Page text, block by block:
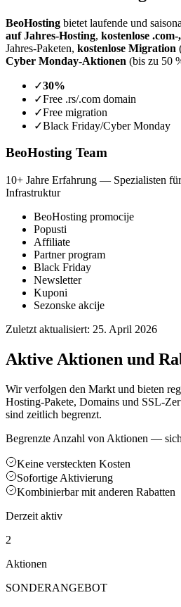
BeoHosting bietet laufende und
auf Jahres-Hosting, kostenlose
Jahres-Paketen, kostenlose Migration
Cyber Monday-Aktionen (bis zu 50
✓30%
✓Free .rs/.com domain
✓Free migration
✓Black Friday/Cyber Monday
BeoHosting Team
10+ Jahre Erfahrung — Spezialisten
Infrastruktur
BeoHosting promocije
Popusti
Affiliate
Partner program
Black Friday
Newsletter
Kuponi
Sezonske akcije
Zuletzt aktualisiert: 25. April 2026
Aktive Aktionen und
Wir verfolgen den Markt und bieten
Hosting-Pakete, Domains und SSL-
sind zeitlich begrenzt.
Begrenzte Anzahl von Aktionen —
Keine versteckten Kosten
Sofortige Aktivierung
Kombinierbar mit anderen Rabatten
Derzeit aktiv
2
Aktionen
SONDERANGEBOT